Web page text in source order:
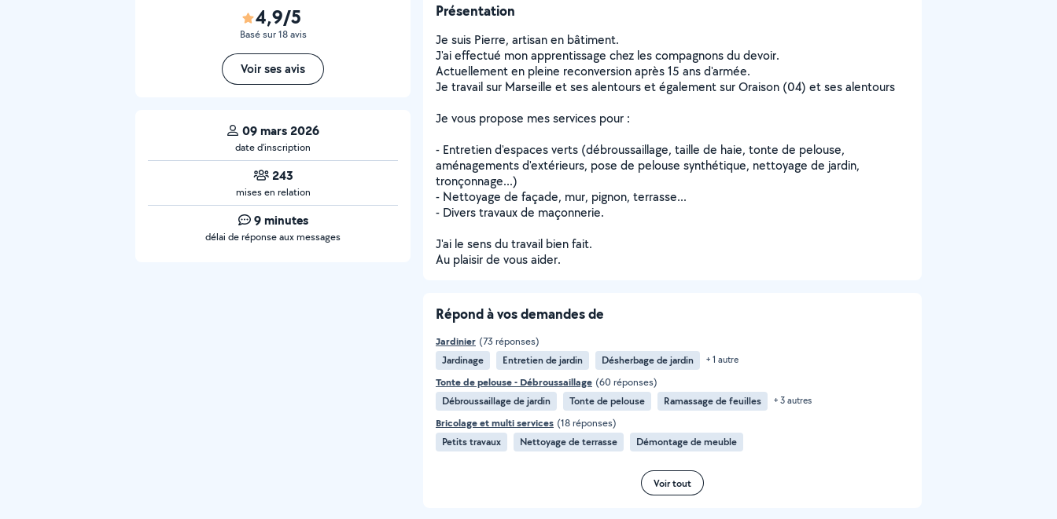
4,9/5
Basé sur 18 avis
Voir ses avis
09 mars 2026
date d’inscription
243
mises en relation
9 minutes
délai de réponse aux messages
Présentation
Je suis Pierre, artisan en bâtiment.
J'ai effectué mon apprentissage chez les compagnons du devoir.
Actuellement en pleine reconversion après 15 ans d'armée.
Je travail sur Marseille et ses alentours et également sur Oraison (04) et ses alentours
Je vous propose mes services pour :
- Entretien d'espaces verts (débroussaillage, taille de haie, tonte de pelouse,
aménagements d'extérieurs, pose de pelouse synthétique, nettoyage de jardin,
tronçonnage...)
- Nettoyage de façade, mur, pignon, terrasse...
- Divers travaux de maçonnerie.
J'ai le sens du travail bien fait.
Au plaisir de vous aider.
Répond à vos demandes de
Jardinier (73 réponses)
Jardinage
Entretien de jardin Désherbage de jardin + 1 autre
Tonte de pelouse - Débroussaillage (60 réponses)
Débroussaillage de jardin
Tonte de pelouse Ramassage de feuilles + 3 autres
Bricolage et multi services (18 réponses)
Petits travaux
Nettoyage de terrasse Démontage de meuble
Voir tout